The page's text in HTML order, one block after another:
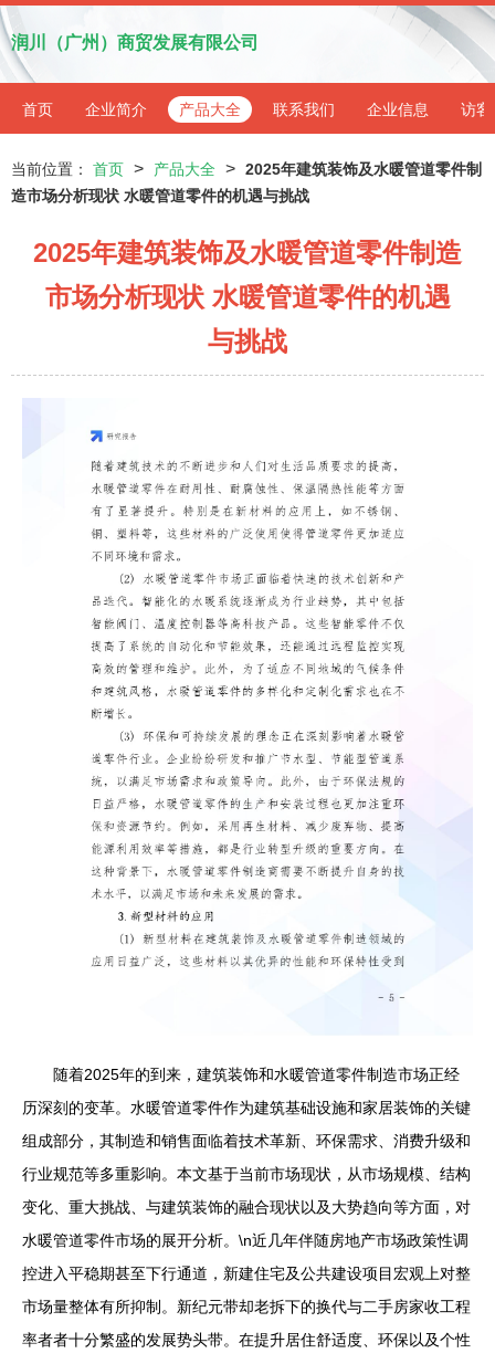
润川（广州）商贸发展有限公司
首页 企业简介 产品大全 联系我们 企业信息 访客
当前位置： 首页 > 产品大全 > 2025年建筑装饰及水暖管道零件制
造市场分析现状 水暖管道零件的机遇与挑战
2025年建筑装饰及水暖管道零件制造
市场分析现状 水暖管道零件的机遇
与挑战
随着2025年的到来，建筑装饰和水暖管道零件制造市场正经
历深刻的变革。水暖管道零件作为建筑基础设施和家居装饰的关键
组成部分，其制造和销售面临着技术革新、环保需求、消费升级和
行业规范等多重影响。本文基于当前市场现状，从市场规模、结构
变化、重大挑战、与建筑装饰的融合现状以及大势趋向等方面，对
水暖管道零件市场的展开分析。\n近几年伴随房地产市场政策性调
控进入平稳期甚至下行通道，新建住宅及公共建设项目宏观上对整
市场量整体有所抑制。新纪元带却老拆下的换代与二手房家收工程
率者者十分繁盛的发展势头带。在提升居住舒适度、环保以及个性